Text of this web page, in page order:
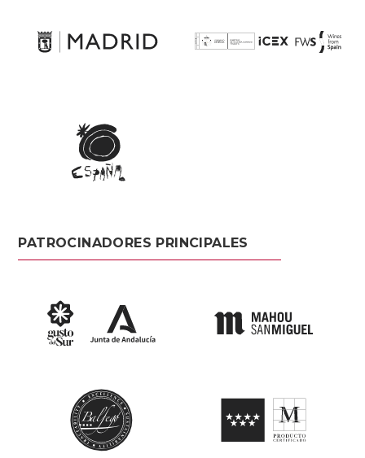
PATROCINADORES PRINCIPALES